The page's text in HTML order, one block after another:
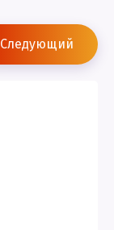
Следующий